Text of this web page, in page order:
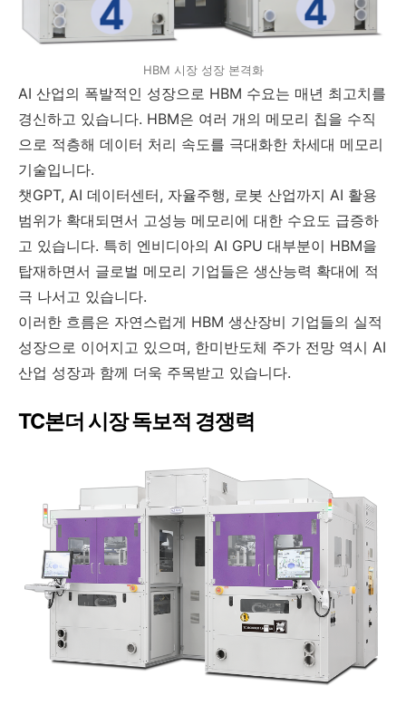
HBM 시장 성장 본격화
AI 산업의 폭발적인 성장으로 HBM 수요는 매년 최고치를
경신하고 있습니다. HBM은 여러 개의 메모리 칩을 수직
으로 적층해 데이터 처리 속도를 극대화한 차세대 메모리
기술입니다.
챗GPT, AI 데이터센터, 자율주행, 로봇 산업까지 AI 활용
범위가 확대되면서 고성능 메모리에 대한 수요도 급증하
고 있습니다. 특히 엔비디아의 AI GPU 대부분이 HBM을
탑재하면서 글로벌 메모리 기업들은 생산능력 확대에 적
극 나서고 있습니다.
이러한 흐름은 자연스럽게 HBM 생산장비 기업들의 실적
성장으로 이어지고 있으며, 한미반도체 주가 전망 역시 AI
산업 성장과 함께 더욱 주목받고 있습니다.
TC본더 시장 독보적 경쟁력